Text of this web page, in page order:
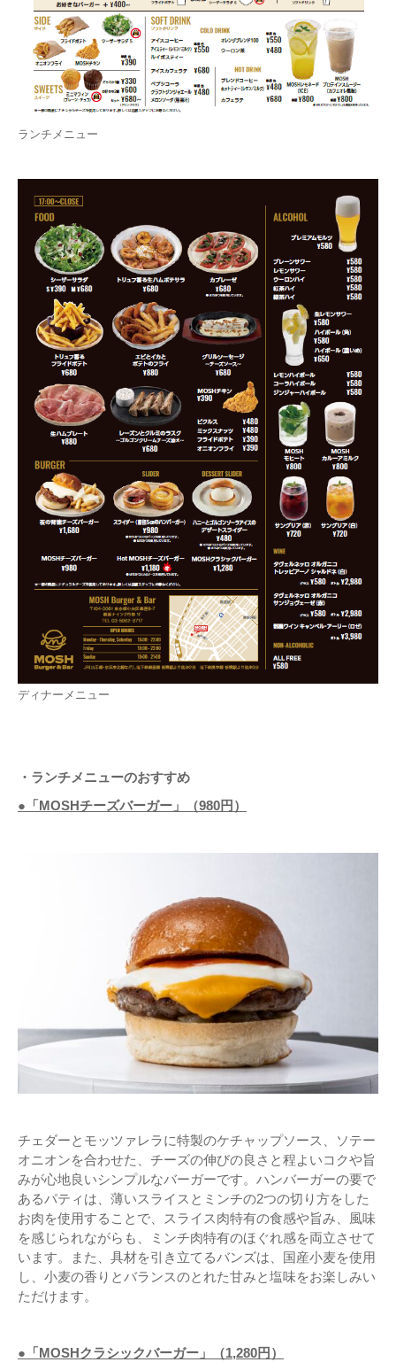
ランチメニュー
ディナーメニュー
・ランチメニューのおすすめ
●「MOSHチーズバーガー」（980円）
チェダーとモッツァレラに特製のケチャップソース、ソテー
オニオンを合わせた、チーズの伸びの良さと程よいコクや旨
みが心地良いシンプルなバーガーです。ハンバーガーの要で
あるパティは、薄いスライスとミンチの2つの切り方をした
お肉を使用することで、スライス肉特有の食感や旨み、風味
を感じられながらも、ミンチ肉特有のほぐれ感を両立させて
います。また、具材を引き立てるバンズは、国産小麦を使用
し、小麦の香りとバランスのとれた甘みと塩味をお楽しみい
ただけます。
●「MOSHクラシックバーガー」（1,280円）